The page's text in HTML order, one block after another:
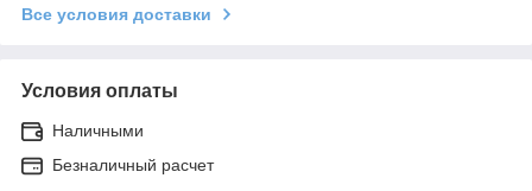
Все условия доставки
Условия оплаты
Наличными
Безналичный расчет